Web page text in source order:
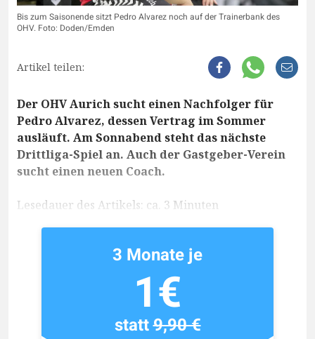
Bis zum Saisonende sitzt Pedro Alvarez noch auf der Trainerbank des
OHV. Foto: Doden/Emden
Artikel teilen:
Der OHV Aurich sucht einen Nachfolger für
Pedro Alvarez, dessen Vertrag im Sommer
ausläuft. Am Sonnabend steht das nächste
Drittliga-Spiel an. Auch der Gastgeber-Verein
sucht einen neuen Coach.
Lesedauer des Artikels: ca. 3 Minuten
3 Monate je
1€
statt9,90 €